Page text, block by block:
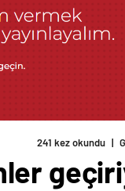
241 kez okundu |